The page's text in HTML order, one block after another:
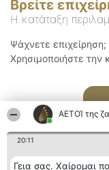
ΑΕΤΟΊ της
20:11
Γεια σας. Χαίρομαι
Βρείτε
Η κατάταξη
Ψάχνετε
Χρησιμοποιήστε την